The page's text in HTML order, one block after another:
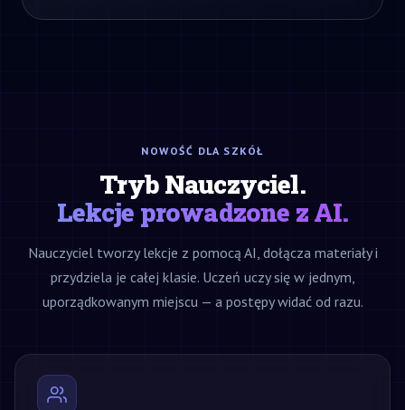
NOWOŚĆ DLA SZKÓŁ
Tryb Nauczyciel.
Lekcje prowadzone z AI.
Nauczyciel tworzy lekcje z pomocą AI, dołącza materiały i
przydziela je całej klasie. Uczeń uczy się w jednym,
uporządkowanym miejscu — a postępy widać od razu.